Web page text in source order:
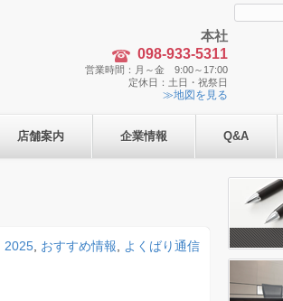
検
索:
本社
098-933-5311
営業時間：月～金 9:00～17:00
定休日：土日・祝祭日
≫地図を見る
店舗案内 企業情報 Q&A
2025 おすすめ情報 よくばり通信